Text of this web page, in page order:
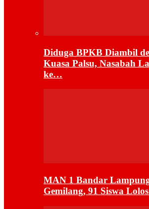
Diduga BPKB Diambil
Kuasa Palsu, Nasabah
ke…
MAN 1 Bandar
Gemilang, 91 Siswa